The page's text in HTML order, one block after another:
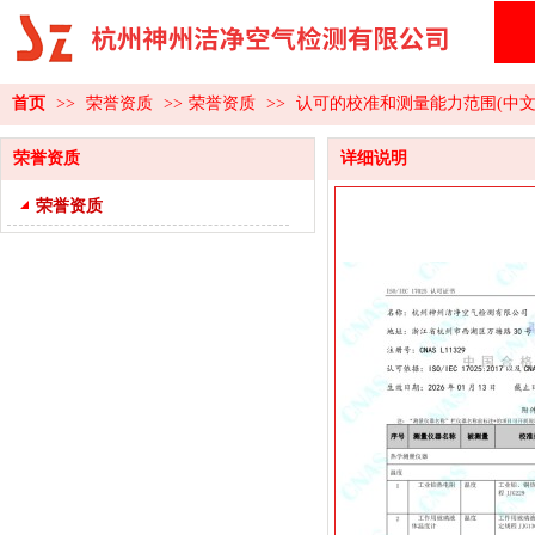
首页 >> 荣誉资质 >> 荣誉资质 >> 认可的校准和测量能力范围(中
荣誉资质
荣誉资质
详细说明